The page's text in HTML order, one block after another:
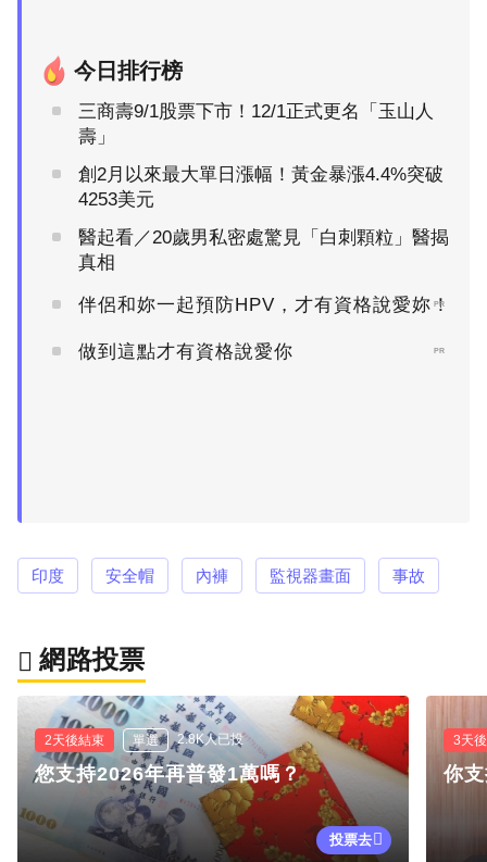
今日排行榜
三商壽9/1股票下市！12/1正式更名「玉山人
壽」
創2月以來最大單日漲幅！黃金暴漲4.4%突破
4253美元
醫起看／20歲男私密處驚見「白刺顆粒」醫揭
真相
伴侶和妳一起預防HPV，才有資格說愛妳！
PR
做到這點才有資格說愛你 PR
印度 安全帽 內褲 監視器畫面 事故
網路投票
2天後結束 單選 2.8K人已投
您支持2026年再普發1萬嗎？
投票去
3天
你